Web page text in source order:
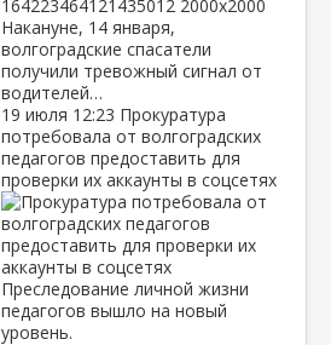
Накануне, 14 января,
волгоградские спасатели
получили тревожный сигнал от
водителей…
19 июля 12:23 Прокуратура
потребовала от волгоградских
педагогов предоставить для
проверки их аккаунты в соцсетях
Преследование личной жизни
педагогов вышло на новый
уровень.